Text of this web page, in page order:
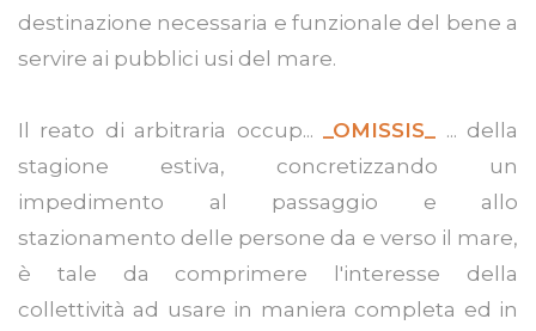
destinazione necessaria e funzionale del bene a
servire ai pubblici usi del mare.
Il reato di arbitraria occup... _OMISSIS_
... della
stagione estiva, concretizzando un
impedimento al passaggio e allo
stazionamento delle persone da e verso il mare,
è tale da comprimere l'interesse della
collettività ad usare in maniera completa ed in